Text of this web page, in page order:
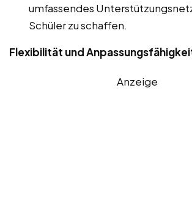
umfassendes
Schüler zu schaffen.
Flexibilität und
Anzeige